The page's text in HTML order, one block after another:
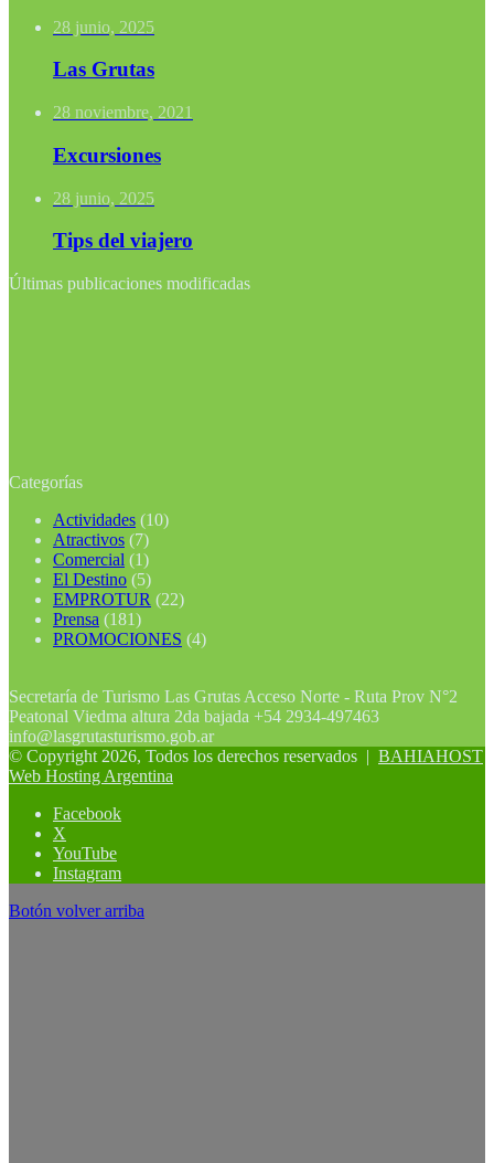
28 junio, 2025
Las Grutas
28 noviembre, 2021
Excursiones
28 junio, 2025
Tips del viajero
Últimas publicaciones modificadas
Categorías
Actividades (10)
Atractivos (7)
Comercial (1)
El Destino (5)
EMPROTUR (22)
Prensa (181)
PROMOCIONES (4)
Secretaría de Turismo Las Grutas Acceso Norte - Ruta Prov N°2
Peatonal Viedma altura 2da bajada +54 2934-497463
info@lasgrutasturismo.gob.ar
© Copyright 2026, Todos los derechos reservados | BAHIAHOST
Web Hosting Argentina
Facebook
X
YouTube
Instagram
Botón volver arriba